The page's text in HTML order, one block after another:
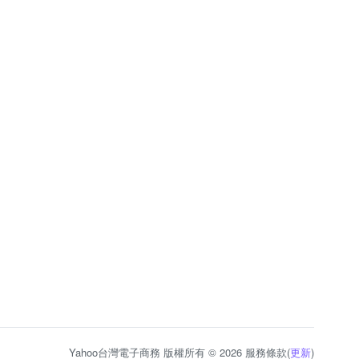
Yahoo台灣電子商務 版權所有 © 2026 服務條款(更新)